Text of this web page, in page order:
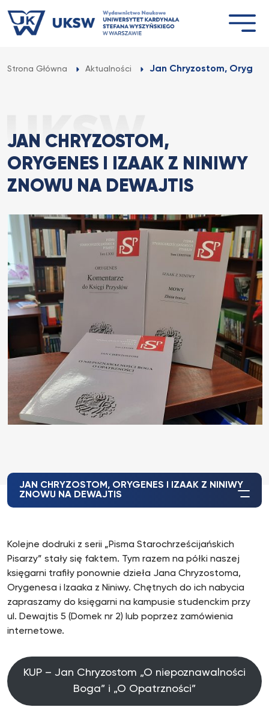
do
treści
Strona Główna Aktualności Jan Chryzostom,
JAN CHRYZOSTOM,
ORYGENES I IZAAK Z NINIWY
ZNOWU NA DEWAJTIS
JAN CHRYZOSTOM, ORYGENES I IZAAK Z NINIWY
ZNOWU NA DEWAJTIS
Kolejne dodruki z serii „Pisma Starochrześcijańskich
Pisarzy” stały się faktem. Tym razem na półki naszej
księgarni trafiły ponownie dzieła Jana Chryzostoma,
Orygenesa i Izaaka z Niniwy. Chętnych do ich nabycia
zapraszamy do księgarni na kampusie studenckim przy
ul. Dewajtis 5 (Domek nr 2) lub poprzez zamówienia
internetowe.
KUP – Jan Chryzostom „O niepoznawalności
Boga” i „O Opatrzności”